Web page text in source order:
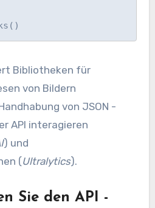
Bibliotheken für
von Bildern
von JSON -
API interagieren
) und
(Ultralytics).
Sie den API -